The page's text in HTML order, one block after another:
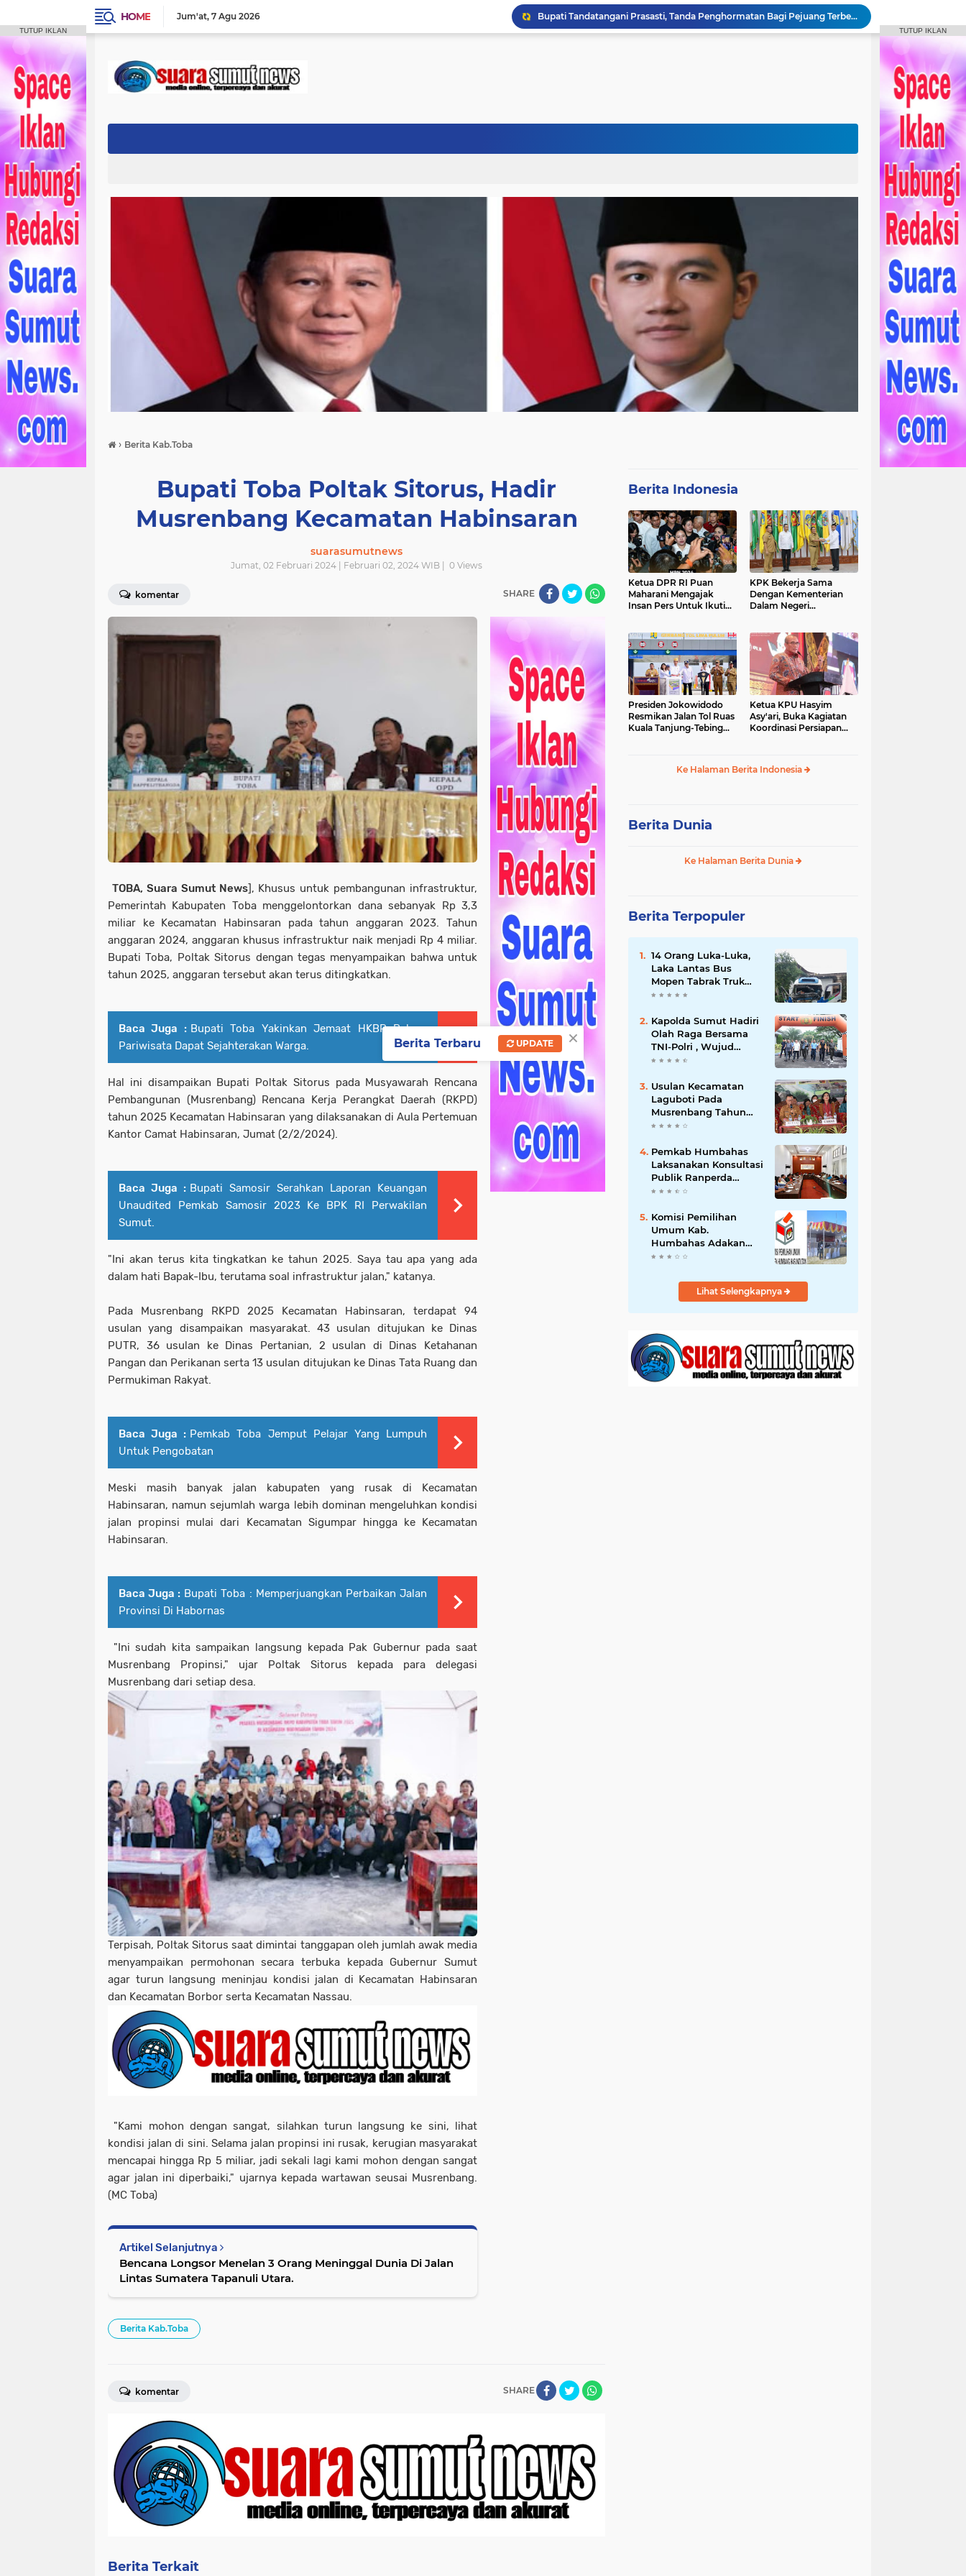
HOME Jum'at 7 Agu 2026
Bupati Tandatangani Prasasti, Tanda Penghormatan Bagi Pejuang Terbentuknya Kabupaten Humbahas
Bupati Humbahas Tutup Bupati Cup, Puluhan Ribu Penonton Padati Lapangan Merdeka Saksikan Final.
Sinergi Pemkab Humbahas, Dinas Pertanian Sumut, dan Kodam I Bukit Barisan laksanakan Pemulihan 207 Hektar Lahan Sawah Pascabencana
› Berita Kab.Toba
Bupati Toba Poltak Sitorus, Hadir
Musrenbang Kecamatan Habinsaran
suarasumutnews
Jumat, 02 Februari 2024 | Februari 02, 2024 WIB | 0 Views
komentar SHARE
TOBA, Suara Sumut News], Khusus untuk pembangunan infrastruktur,
Pemerintah Kabupaten Toba menggelontorkan dana sebanyak Rp 3,3
miliar ke Kecamatan Habinsaran pada tahun anggaran 2023. Tahun
anggaran 2024, anggaran khusus infrastruktur naik menjadi Rp 4 miliar.
Bupati Toba, Poltak Sitorus dengan tegas menyampaikan bahwa untuk
tahun 2025, anggaran tersebut akan terus ditingkatkan.
Baca Juga : Bupati Toba Yakinkan Jemaat HKBP Bahwa
Pariwisata Dapat Sejahterakan Warga.
Hal ini disampaikan Bupati Poltak Sitorus pada Musyawarah Rencana
Pembangunan (Musrenbang) Rencana Kerja Perangkat Daerah (RKPD)
tahun 2025 Kecamatan Habinsaran yang dilaksanakan di Aula Pertemuan
Kantor Camat Habinsaran, Jumat (2/2/2024).
Baca Juga : Bupati Samosir Serahkan Laporan Keuangan
Unaudited Pemkab Samosir 2023 Ke BPK RI Perwakilan
Sumut.
"Ini akan terus kita tingkatkan ke tahun 2025. Saya tau apa yang ada
dalam hati Bapak-Ibu, terutama soal infrastruktur jalan," katanya.
Pada Musrenbang RKPD 2025 Kecamatan Habinsaran, terdapat 94
usulan yang disampaikan masyarakat. 43 usulan ditujukan ke Dinas
PUTR, 36 usulan ke Dinas Pertanian, 2 usulan di Dinas Ketahanan
Pangan dan Perikanan serta 13 usulan ditujukan ke Dinas Tata Ruang dan
Permukiman Rakyat.
Baca Juga : Pemkab Toba Jemput Pelajar Yang Lumpuh
Untuk Pengobatan
Meski masih banyak jalan kabupaten yang rusak di Kecamatan
Habinsaran, namun sejumlah warga lebih dominan mengeluhkan kondisi
jalan propinsi mulai dari Kecamatan Sigumpar hingga ke Kecamatan
Habinsaran.
Baca Juga : Bupati Toba : Memperjuangkan Perbaikan Jalan
Provinsi Di Habornas
"Ini sudah kita sampaikan langsung kepada Pak Gubernur pada saat
Musrenbang Propinsi," ujar Poltak Sitorus kepada para delegasi
Musrenbang dari setiap desa.
Terpisah, Poltak Sitorus saat dimintai tanggapan oleh jumlah awak media
menyampaikan permohonan secara terbuka kepada Gubernur Sumut
agar turun langsung meninjau kondisi jalan di Kecamatan Habinsaran
dan Kecamatan Borbor serta Kecamatan Nassau.
"Kami mohon dengan sangat, silahkan turun langsung ke sini, lihat
kondisi jalan di sini. Selama jalan propinsi ini rusak, kerugian masyarakat
mencapai hingga Rp 5 miliar, jadi sekali lagi kami mohon dengan sangat
agar jalan ini diperbaiki," ujarnya kepada wartawan seusai Musrenbang.
(MC Toba)
Artikel Selanjutnya
Bencana Longsor Menelan 3 Orang Meninggal Dunia Di Jalan
Lintas Sumatera Tapanuli Utara.
Berita Kab.Toba
SHARE
komentar
Berita Terkait
Berita Indonesia
Ketua DPR RI Puan
Maharani Mengajak
Insan Pers Untuk Ikuti
KPK Bekerja Sama
Dengan Kementerian
Dalam Negeri
Presiden Jokowidodo
Resmikan Jalan Tol Ruas
Kuala Tanjung-Tebing
Ketua KPU Hasyim
Asy'ari, Buka Kagiatan
Koordinasi Persiapan
Ke Halaman Berita Indonesia
Berita Dunia
Ke Halaman Berita Dunia
Berita Terpopuler
14 Orang Luka-Luka,
Laka Lantas Bus
Mopen Tabrak Truk
Sedang Parkir Di
Kapolda Sumut Hadiri
Olah Raga Bersama
TNI-Polri , Wujud
Kebersamaan Menjaga
Usulan Kecamatan
Laguboti Pada
Musrenbang Tahun
2025, Bupati Toba
Mendukung
Pertumbuhan
Pariwisata.
Pemkab Humbahas
Laksanakan Konsultasi
Publik Ranperda
Pemajuan
Komisi Pemilihan
Umum Kab.
Humbahas Adakan
Sosialisasi & Simulasi,
Rekapitulasi Suara.
Lihat Selengkapnya
TUTUP IKLAN TUTUP IKLAN
×
Berita Terbaru UPDATE